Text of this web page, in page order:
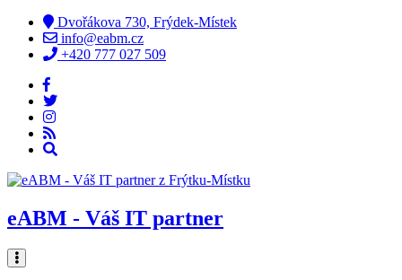
Dvořákova 730, Frýdek-Místek
info@eabm.cz
+420 777 027 509
eABM - Váš IT partner